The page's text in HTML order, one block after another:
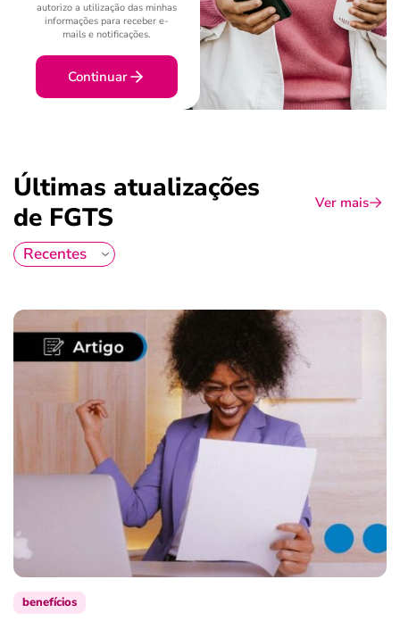
autorizo a utilização das minhas
informações para receber e-
mails e notificações.
Continuar
Últimas atualizações
de FGTS
Ver mais
benefícios